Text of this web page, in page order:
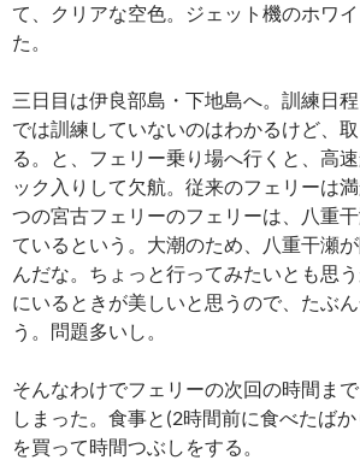
て、クリアな空色。ジェット機のホワ
た。
三日目は伊良部島・下地島へ。訓練日
では訓練していないのはわかるけど、
る。と、フェリー乗り場へ行くと、高
ック入りして欠航。従来のフェリーは
つの宮古フェリーのフェリーは、八重
ているという。大潮のため、八重干瀬
んだな。ちょっと行ってみたいとも思
にいるときが美しいと思うので、たぶ
う。問題多いし。
そんなわけでフェリーの次回の時間ま
しまった。食事と(2時間前に食べたば
を買って時間つぶしをする。